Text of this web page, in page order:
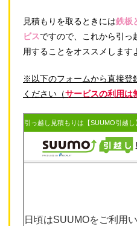
見積もりを取るときには鉄板
ビスですので、これから引っ
用することをオススメします
※以下のフォームから直接登
ください（サービスの利用は